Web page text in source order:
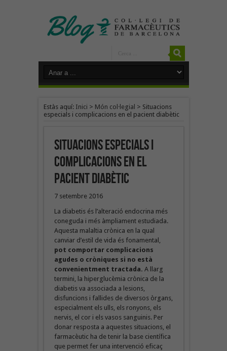
Estàs aquí: Inici > Món col·legial > Situacions
especials i complicacions en el pacient diabètic
Situacions especials i
complicacions en el
pacient diabètic
7 setembre 2016
La diabetis és l’alteració endocrina més
coneguda i més àmpliament estudiada.
Aquesta malaltia crònica en la qual
canviar d’estil de vida és fonamental,
pot comportar complicacions
agudes o cròniques si no està
convenientment tractada. A llarg
termini, la hiperglucèmia crònica de la
diabetis va associada a lesions,
disfuncions i fallides de diversos òrgans,
especialment els ulls, els ronyons, els
nervis, el cor i els vasos sanguinis. Per
donar resposta a aquestes situacions, el
farmacèutic ha de tenir la base científica
que permet fer una intervenció eficaç